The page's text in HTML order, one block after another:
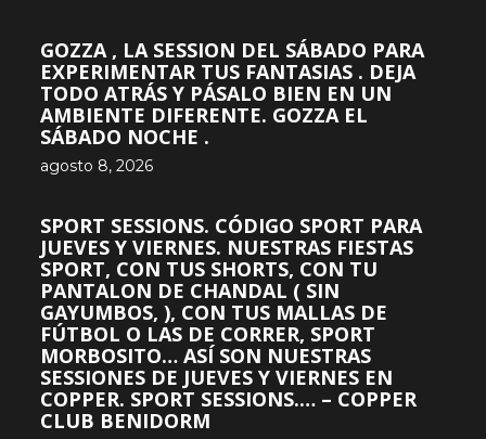
GOZZA , LA SESSION DEL SÁBADO PARA
EXPERIMENTAR TUS FANTASIAS . DEJA
TODO ATRÁS Y PÁSALO BIEN EN UN
AMBIENTE DIFERENTE. GOZZA EL
SÁBADO NOCHE .
agosto 8, 2026
SPORT SESSIONS. CÓDIGO SPORT PARA
JUEVES Y VIERNES. NUESTRAS FIESTAS
SPORT, CON TUS SHORTS, CON TU
PANTALON DE CHANDAL ( SIN
GAYUMBOS, ), CON TUS MALLAS DE
FÚTBOL O LAS DE CORRER, SPORT
MORBOSITO… ASÍ SON NUESTRAS
SESSIONES DE JUEVES Y VIERNES EN
COPPER. SPORT SESSIONS.… – COPPER
CLUB BENIDORM